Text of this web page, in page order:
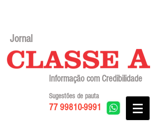
Jornal
Informação com Credibilidade
77 99810-9991
Sugestões de pauta